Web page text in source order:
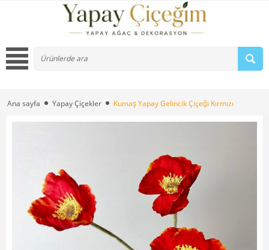
Ana sayfa Yapay Çiçekler Kumaş Yapay Gelincik Çiçeği Kırmızı